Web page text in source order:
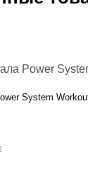
System